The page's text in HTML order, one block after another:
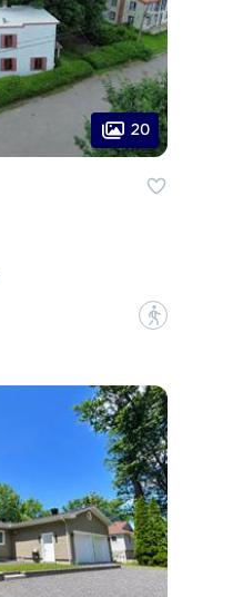
20
?